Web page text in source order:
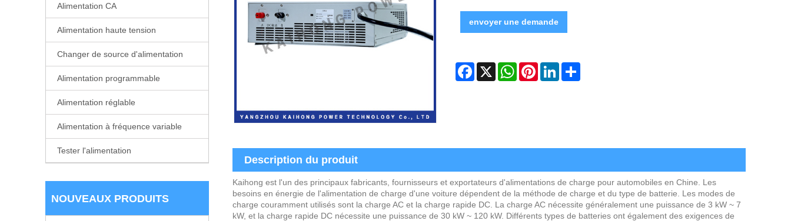
Alimentation CA
Alimentation haute tension
Changer de source d'alimentation
Alimentation programmable
Alimentation réglable
Alimentation à fréquence variable
Tester l'alimentation
NOUVEAUX PRODUITS
envoyer une demande
Facebook
X WhatsAppPinterestLinkedInShare
Description du produit
Kaihong est l'un des principaux fabricants, fournisseurs et exportateurs d'alimentations de charge pour automobiles en Chine. Les
besoins en énergie de l'alimentation de charge d'une voiture dépendent de la méthode de charge et du type de batterie. Les modes de
charge couramment utilisés sont la charge AC et la charge rapide DC. La charge AC nécessite généralement une puissance de 3 kW ~ 7
kW, et la charge rapide DC nécessite une puissance de 30 kW ~ 120 kW. Différents types de batteries ont également des exigences de